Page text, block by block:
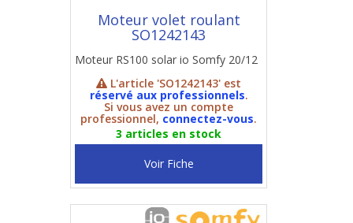
Moteur volet roulant
SO1242143
Moteur RS100 solar io Somfy 20/12
L'article 'SO1242143' est
réservé aux professionnels.
Si vous avez un compte
professionnel, connectez-vous.
3 articles en stock
Voir Fiche